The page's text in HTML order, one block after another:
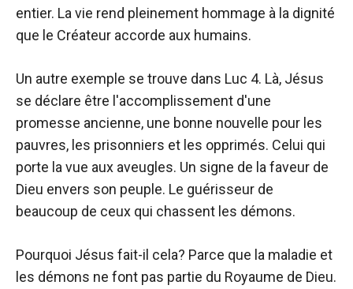
entier. La vie rend pleinement hommage à la dignité
que le Créateur accorde aux humains.
Un autre exemple se trouve dans Luc 4. Là, Jésus
se déclare être l'accomplissement d'une
promesse ancienne, une bonne nouvelle pour les
pauvres, les prisonniers et les opprimés. Celui qui
porte la vue aux aveugles. Un signe de la faveur de
Dieu envers son peuple. Le guérisseur de
beaucoup de ceux qui chassent les démons.
Pourquoi Jésus fait-il cela? Parce que la maladie et
les démons ne font pas partie du Royaume de Dieu.